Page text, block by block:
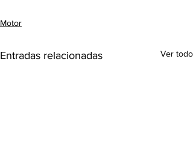
Motor
Entradas relacionadas Ver todo